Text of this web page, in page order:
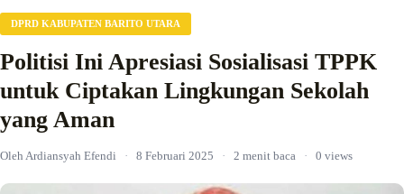
DPRD KABUPATEN BARITO UTARA
Politisi Ini Apresiasi Sosialisasi TPPK
untuk Ciptakan Lingkungan Sekolah
yang Aman
Oleh Ardiansyah Efendi · 8 Februari 2025 · 2 menit baca · 0 views